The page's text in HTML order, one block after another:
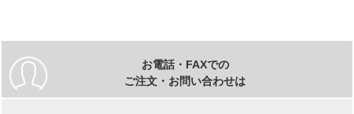
お電話・FAXでの
ご注文・お問い合わせは